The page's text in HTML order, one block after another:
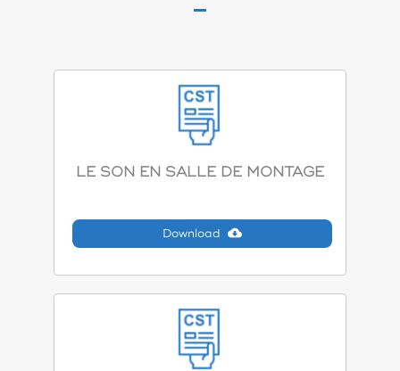
LE SON EN SALLE DE MONTAGE
Download